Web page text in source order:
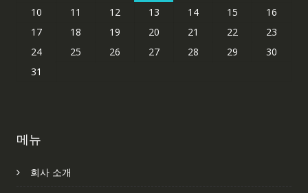
10
11 12 13 14 15
16
17
18 19 20 21 22
23
24
25 26 27 28 29
30
31
메뉴
회사 소개